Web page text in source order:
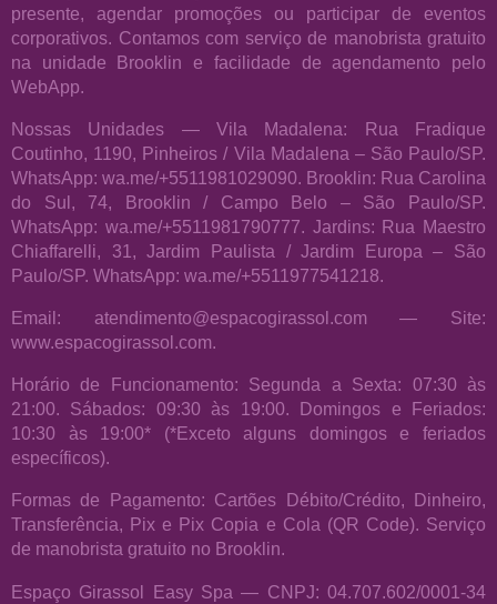
presente, agendar promoções ou participar de eventos
corporativos. Contamos com serviço de manobrista gratuito
na unidade Brooklin e facilidade de agendamento pelo
WebApp.
Nossas Unidades — Vila Madalena: Rua Fradique
Coutinho, 1190, Pinheiros / Vila Madalena – São Paulo/SP.
WhatsApp: wa.me/+5511981029090. Brooklin: Rua Carolina
do Sul, 74, Brooklin / Campo Belo – São Paulo/SP.
WhatsApp: wa.me/+5511981790777. Jardins: Rua Maestro
Chiaffarelli, 31, Jardim Paulista / Jardim Europa – São
Paulo/SP. WhatsApp: wa.me/+5511977541218.
Email: atendimento@espacogirassol.com — Site:
www.espacogirassol.com.
Horário de Funcionamento: Segunda a Sexta: 07:30 às
21:00. Sábados: 09:30 às 19:00. Domingos e Feriados:
10:30 às 19:00* (*Exceto alguns domingos e feriados
específicos).
Formas de Pagamento: Cartões Débito/Crédito, Dinheiro,
Transferência, Pix e Pix Copia e Cola (QR Code). Serviço
de manobrista gratuito no Brooklin.
Espaço Girassol Easy Spa — CNPJ: 04.707.602/0001-34